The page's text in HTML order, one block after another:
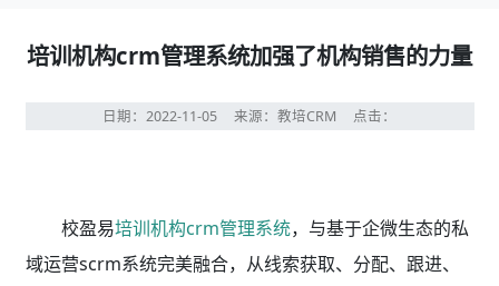
培训机构crm管理系统加强了机构销售的力量
日期：2022-11-05 来源：教培CRM 点击：
校盈易培训机构crm管理系统，与基于企微生态的私
域运营scrm系统完美融合，从线索获取、分配、跟进、